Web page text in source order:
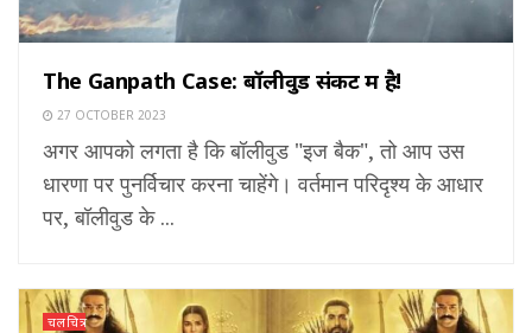
The Ganpath Case: बॉलीवुड संकट में है!
27 OCTOBER 2023
अगर आपको लगता है कि बॉलीवुड "इज बैक", तो आप उस
धारणा पर पुनर्विचार करना चाहेंगे। वर्तमान परिदृश्य के आधार
पर, बॉलीवुड के ...
चलचित्र